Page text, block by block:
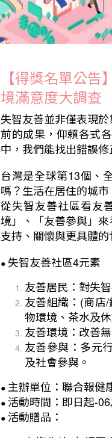
【得獎名單公
境滿意度大調查
失智友善並非僅表現
前的成果，仰賴各式
中，我們能找出錯誤修
台灣是全球第13個、
嗎？生活在居住的城
從失智友善社區看友
境」、「友善參與」
支持、關懷與更具體的
● 失智友善社區4元素
友善居民：對失
友善組織：(商店
物環境、茶水及
友善環境：改善
友善參與：多元
及社會參與。
● 主辦單位：聯合報健
● 活動時間：即日起-
● 活動贈品：